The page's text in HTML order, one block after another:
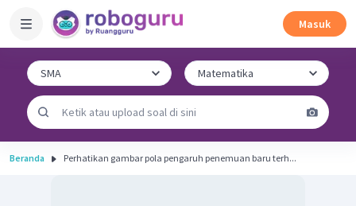
Masuk
Beranda Perhatikan gambar pola pengaruh penemuan baru terh...